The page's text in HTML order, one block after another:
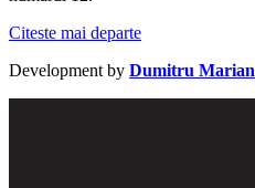
Citeste mai departe
Development by Dumitru